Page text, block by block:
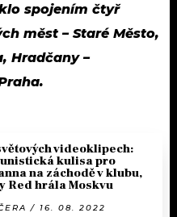
spojením čtyř
měst – Staré Město,
Hradčany –
videoklipech:
kulisa pro
na záchodě v klubu,
Red hrála Moskvu
/ 16. 08. 2022